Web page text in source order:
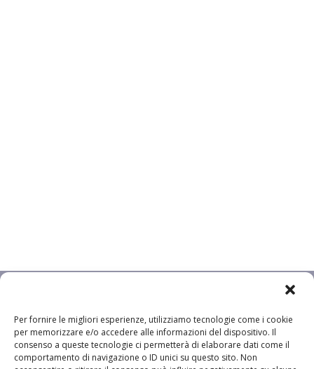
Per fornire le migliori esperienze, utilizziamo tecnologie come i cookie
per memorizzare e/o accedere alle informazioni del dispositivo. Il
consenso a queste tecnologie ci permetterà di elaborare dati come il
comportamento di navigazione o ID unici su questo sito. Non